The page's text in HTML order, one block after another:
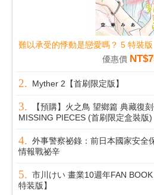
難以承受的悸動是戀愛嗎？ 5 特裝版
優惠價
Myther 2【首刷限定版】
【預購】火之鳥 望鄉篇 典藏復
MISSING PIECES (首刷限定盒裝版)
外事警察祕錄：前日本國家安全
情報戰祕辛
市川けい 畫業10週年FAN
特装版】